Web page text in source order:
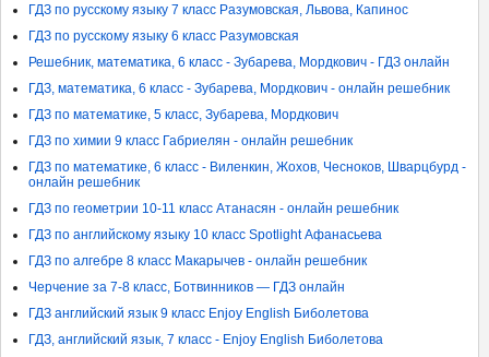
ГДЗ по русскому языку 7 класс Разумовская, Львова, Капинос
ГДЗ по русскому языку 6 класс Разумовская
Решебник, математика, 6 класс - Зубарева, Мордкович - ГДЗ онлайн
ГДЗ, математика, 6 класс - Зубарева, Мордкович - онлайн решебник
ГДЗ по математике, 5 класс, Зубарева, Мордкович
ГДЗ по химии 9 класс Габриелян - онлайн решебник
ГДЗ по математике, 6 класс - Виленкин, Жохов, Чесноков, Шварцбурд -
онлайн решебник
ГДЗ по геометрии 10-11 класс Атанасян - онлайн решебник
ГДЗ по английскому языку 10 класс Spotlight Афанасьева
ГДЗ по алгебре 8 класс Макарычев - онлайн решебник
Черчение за 7-8 класс, Ботвинников — ГДЗ онлайн
ГДЗ английский язык 9 класс Enjoy English Биболетова
ГДЗ, английский язык, 7 класс - Enjoy English Биболетова